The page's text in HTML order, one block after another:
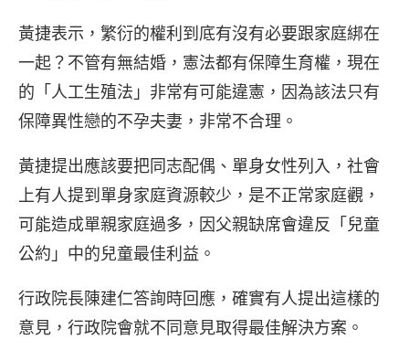
黃捷表示，繁衍的權利到底有沒有必要跟家庭綁在
一起？不管有無結婚，憲法都有保障生育權，現在
的「人工生殖法」非常有可能違憲，因為該法只有
保障異性戀的不孕夫妻，非常不合理。
黃捷提出應該要把同志配偶、單身女性列入，社會
上有人提到單身家庭資源較少，是不正常家庭觀，
可能造成單親家庭過多，因父親缺席會違反「兒童
公約」中的兒童最佳利益。
行政院長陳建仁答詢時回應，確實有人提出這樣的
意見，行政院會就不同意見取得最佳解決方案。